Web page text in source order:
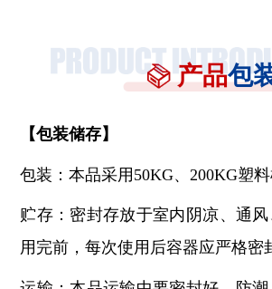
产品包
【包装储存】
包装：本品采用50KG、200KG塑料
贮存：密封存放于室内阴凉、通
用完前，每次使用后容器应严格密